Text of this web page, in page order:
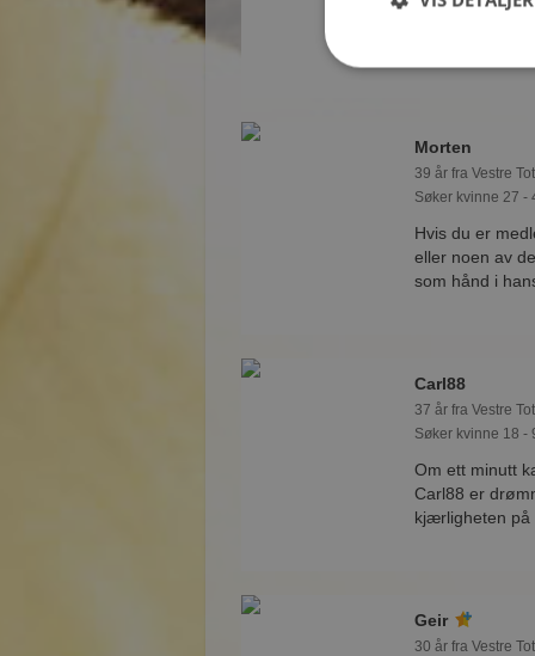
Morten
39 år fra Vestre
Søker kvinne 27 -
Hvis du er
eller noen av
som hånd i
Carl88
37 år fra Vestre
Søker kvinne 18 -
Om ett minutt
Carl88 er
kjærligheten på
Geir
30 år fra Vestre